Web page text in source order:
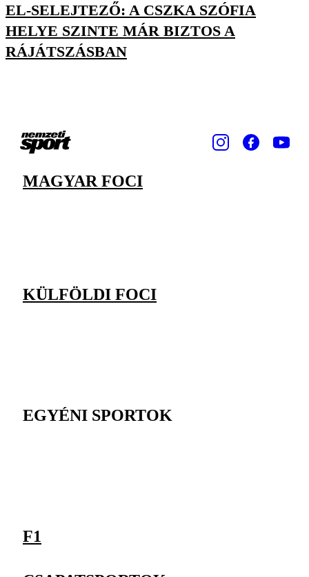
EL-SELEJTEZŐ: A CSZKA SZÓFIA
HELYE SZINTE MÁR BIZTOS A
RÁJÁTSZÁSBAN
MAGYAR FOCI
KÜLFÖLDI FOCI
EGYÉNI SPORTOK
F1